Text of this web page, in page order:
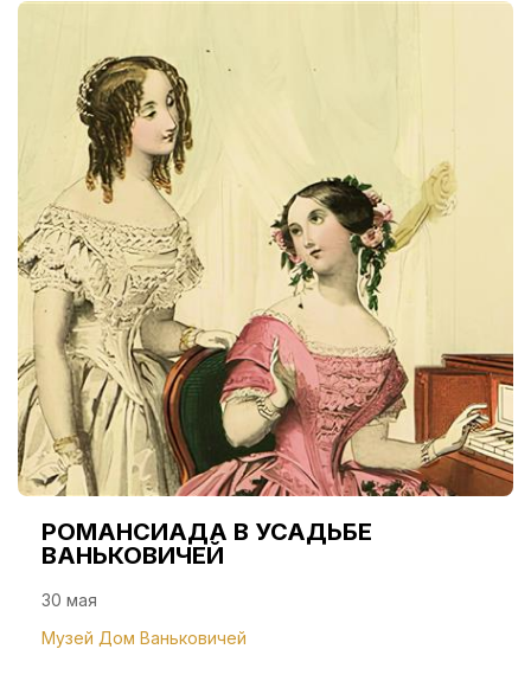
РОМАНСИАДА В УСАДЬБЕ
ВАНЬКОВИЧЕЙ
30 мая
Музей Дом Ваньковичей